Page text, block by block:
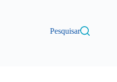
Pesquisar